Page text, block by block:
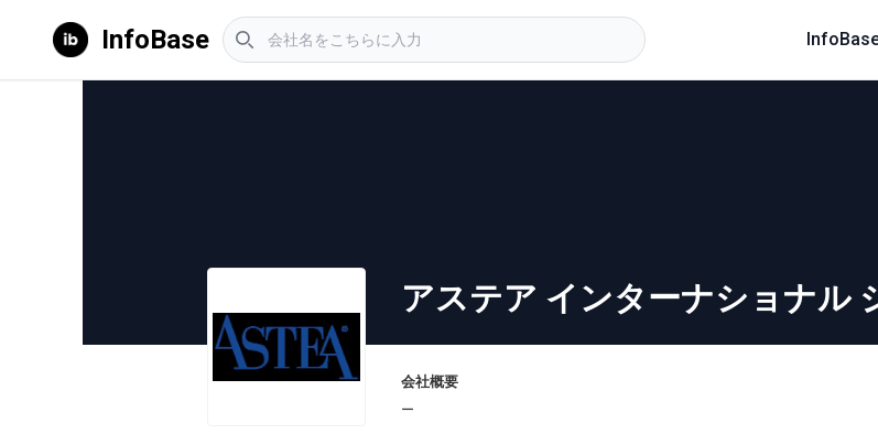
InfoBase
アステア インターナショナル
会社概要
ー